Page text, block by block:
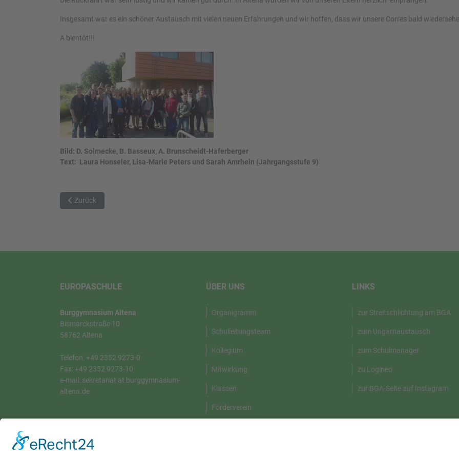
Insgesamt war es ein schöner Austausch mit vielen neuen Erfahrungen und wir hoffen, dass wir unsere Corres bald
A bientôt!!!
Bild: D. Solmecke, B. Basseux, A. Brunscheidt-Haferberger
Text: Laura Honseler, Lisa-Marie Peters und Sarah Amrhein (Jahrgangsstufe 9)
Vorheriger Beitrag: Delegation aus Altena besucht französische Partnerstadt Péronne (12.11.2023)
Zurück
EUROPASCHULE
Burggymnasium Altena
Bismarckstraße 10
58762 Altena
Telefon: +49 2352 9273-0
Fax: +49 2352 9273-10
e-mail: sekretariat at burggymnasium-
altena.de
Kontakt
ÜBER UNS
Organigramm
Schulleitungsteam
Kollegium
Mitwirkung
Klassen
Förderverein
LINKS
zur Streitschlichtung am BGA
zum Ungarnaustausch
zum Schulmanager
zu Logineo
zur BGA-Seite auf Instagram